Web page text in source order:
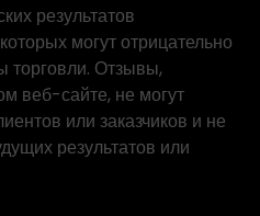
результатов
могут отрицательно
торговли. Отзывы,
веб-сайте, не могут
или заказчиков и не
результатов или